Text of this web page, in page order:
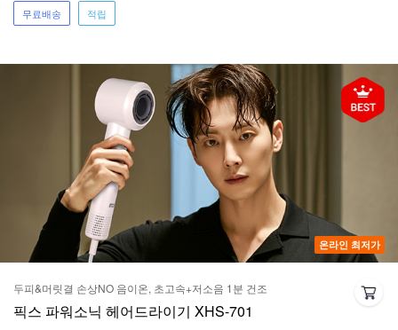
무료배송 적립
온라인 최저가
두피&머릿결 손상NO 음이온, 초고속+저소음 1분 건조
픽스 파워소닉 헤어드라이기 XHS-701